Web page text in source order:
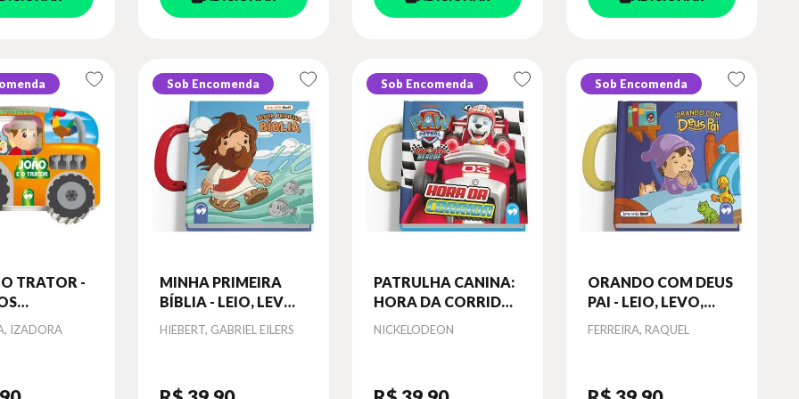
TRATOR -
IZADORA
Sob Encomenda
MINHA PRIMEIRA
BÍBLIA - LEIO, LEVO,
AMO
Autor
HIEBERT, GABRIEL EILERS
Sob Encomenda
PATRULHA CANINA:
HORA DA CORRIDA -
LEIO, LEVO, AMO
Autor
NICKELODEON
Sob Encomenda
ORANDO COM DEUS
PAI - LEIO, LEVO,
AMO
Autor
FERREIRA, RAQUEL